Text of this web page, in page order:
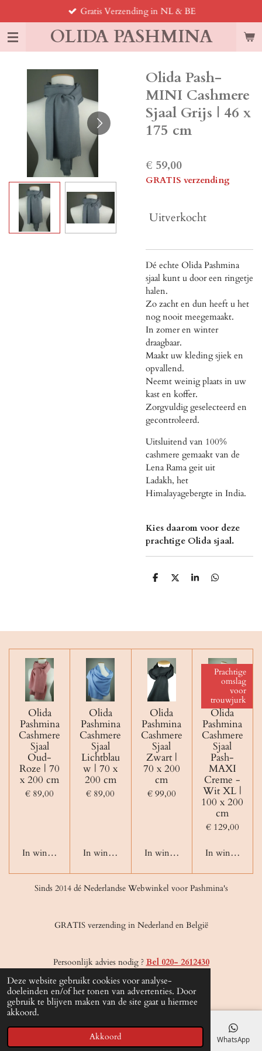
Deze website gebruikt cookies voor analyse-
doeleinden en/of het tonen van advertenties. Door
gebruik te blijven maken van de site gaat u hiermee
akkoord.
Akkoord
direct
naar
de
OLIDA PASHMINA
Gratis Verzending in NL & BE
Olida Pash-
MINI Cashmere
Sjaal Grijs | 46 x
175 cm
€ 59,00
GRATIS verzending
Uitverkocht
Dé echte Olida Pashmina
sjaal kunt u door een ringetje
halen.
Zo zacht en dun heeft u het
nog nooit meegemaakt.
In zomer en winter
draagbaar.
Maakt uw kleding sjiek en
opvallend.
Neemt weinig plaats in uw
kast en koffer.
Zorgvuldig geselecteerd en
gecontroleerd.
Uitsluitend van 100%
cashmere gemaakt van de
Lena Rama geit uit
Ladakh, het
Himalayagebergte in India.
Kies daarom voor deze
prachtige Olida sjaal.
D
D
S
D
Olida
Pashmina
Cashmere
Sjaal
Oud-
Roze | 70
x 200 cm
€ 89,00
In winkelwagen
Olida
Pashmina
Cashmere
Sjaal
Lichtblau
w | 70 x
200 cm
€ 89,00
In winkelwagen
Olida
Pashmina
Cashmere
Sjaal
Zwart |
70 x 200
cm
€ 99,00
In winkelwagen
Prachtige
omslag
voor
trouwjurk
Olida
Pashmina
Cashmere
Sjaal
Pash-
MAXI
Creme -
Wit XL |
100 x 200
cm
€ 129,00
In
Sinds 2014 dé Nederlandse Webwinkel voor Pashmina's
GRATIS verzending in Nederland en België
Persoonlijk advies nodig ? Bel 020- 2612430
© 2020 - 2026 Olida-Pashmina
Powered by JouwWeb
Telefoonnummer WhatsApp